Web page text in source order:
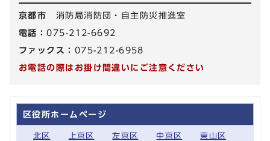
京都市 消防局消防団・自主防災推進室
電話：075-212-6692
ファックス： 075-212-6958
お電話の際はお掛け間違いにご注意ください
区役所ホームページ
北区 上京区 左京区 中京区 東山区